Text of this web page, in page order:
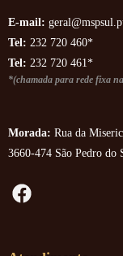
E-mail:
Tel: 232 720 460*
Tel: 232 720 461*
*(chamada para rede fixa
Morada: Rua da
3660-474 São Pedro do